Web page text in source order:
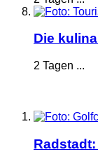
Die
2 Tagen ...